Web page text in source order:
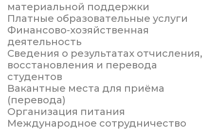
материальной поддержки
Платные образовательные услуги
Финансово-хозяйственная
деятельность
Сведения о результатах отчисления,
восстановления и перевода
студентов
Вакантные места для приёма
(перевода)
Организация питания
Международное сотрудничество